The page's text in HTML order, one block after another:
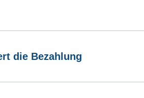
die Bezahlung